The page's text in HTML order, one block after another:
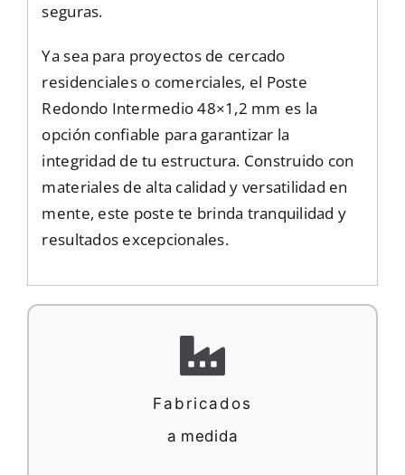
seguras.
Ya sea para proyectos de cercado
residenciales o comerciales, el Poste
Redondo Intermedio 48×1,2 mm es la
opción confiable para garantizar la
integridad de tu estructura. Construido con
materiales de alta calidad y versatilidad en
mente, este poste te brinda tranquilidad y
resultados excepcionales.
Fabricados
a medida